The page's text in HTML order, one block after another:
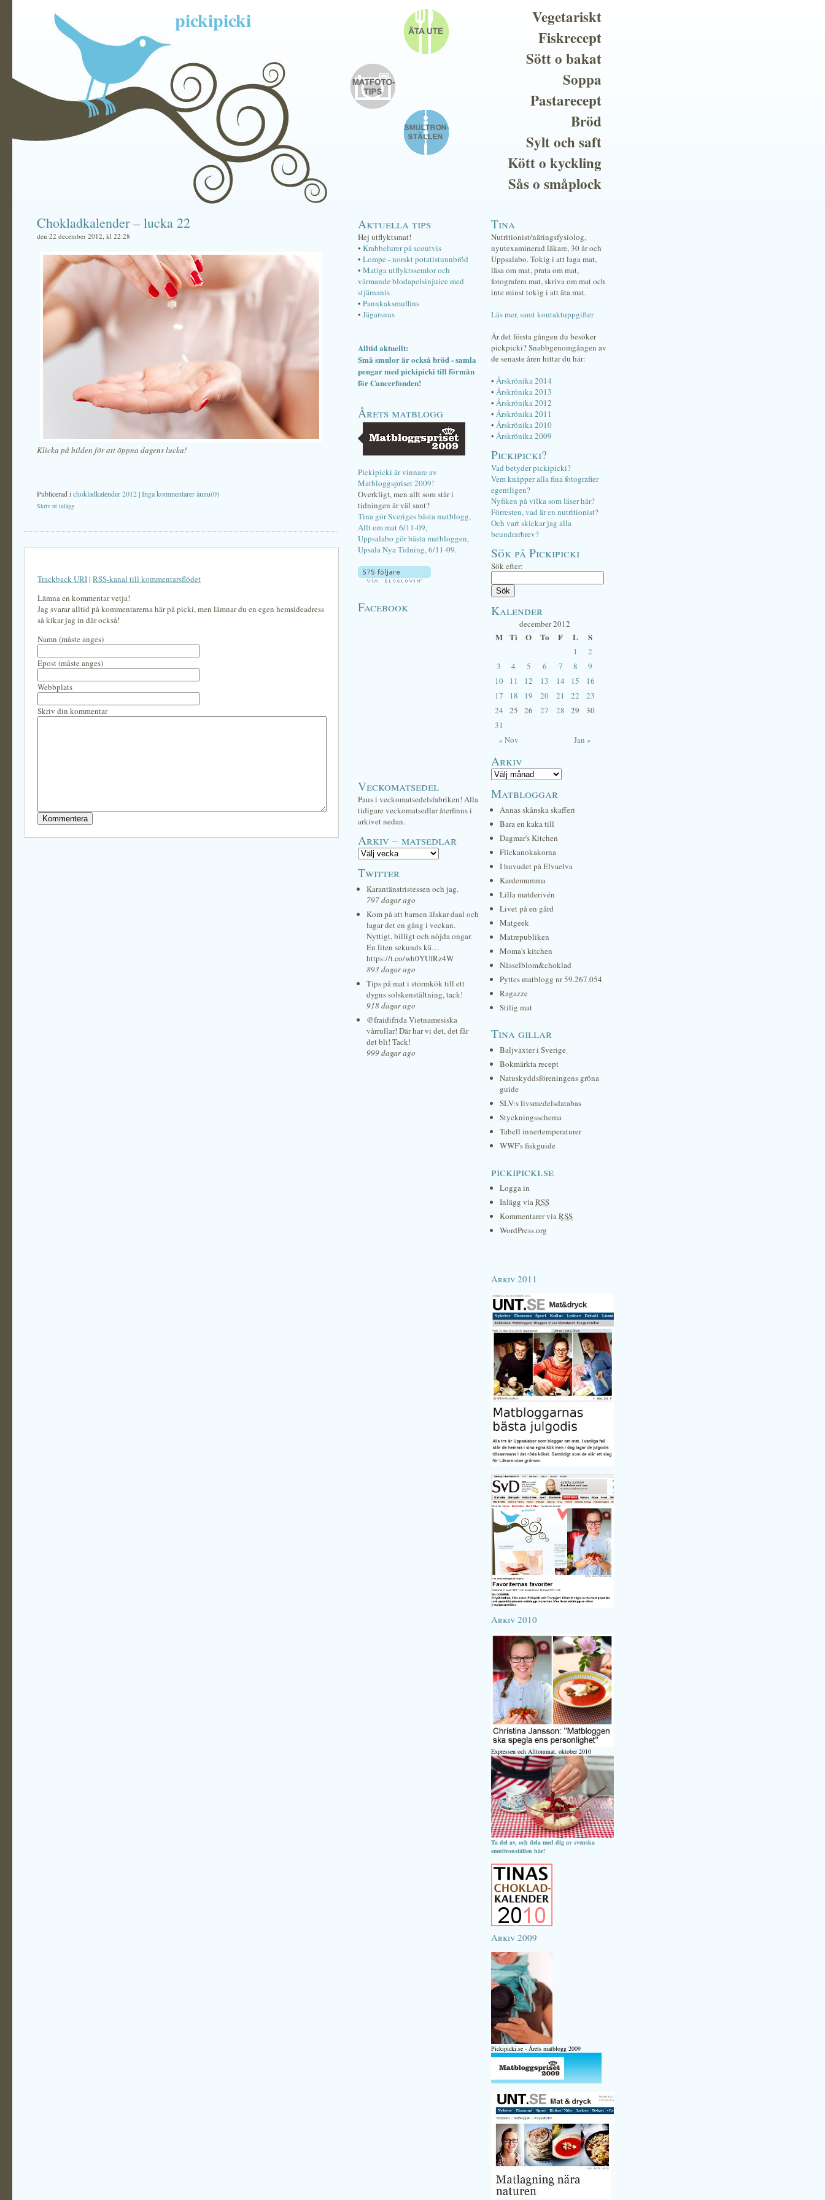
pickipicki
Vegetariskt
Fiskrecept
Sött o bakat
Soppa
Pastarecept
Bröd
Sylt och saft
Kött o kyckling
Sås o småplock
Chokladkalender – lucka 22
den 22 december 2012, kl 22:28
Klicka på bilden för att öppna dagens lucka!
Publicerad ichokladkalender 2012|Inga kommentarer ännu(0)
Skriv ut inlägg
Trackback URI| RSS-kanal till kommentarsflödet
Lämna en kommentar vetja!
Jag svarar alltid på kommentarerna här på picki, men lämnar du en egen hemsideadress
så kikar jag in där också!
Namn (måste anges)
Epost (måste anges)
Webbplats
Skriv din kommentar
Aktuella tips
Hej utflyktsmat!
• Krabbelurer på scoutvis
• Lompe - norskt potatistunnbröd
• Matiga utflyktssemlor och
värmande blodapelsinjuice med
stjärnanis
• Pannkaksmuffins
• Jägarsnus
Alltid aktuellt:
Små smulor är också bröd - samla
pengar med pickipicki till förmån
för Cancerfonden!
Årets matblogg
Pickipicki är vinnare av
Matbloggspriset 2009!
Overkligt, men allt som står i
tidningen är väl sant?
Tina gör Sveriges bästa matblogg,
Allt om mat 6/11-09,
Uppsalabo gör bästa matbloggen,
Upsala Nya Tidning, 6/11-09.
Facebook
Veckomatsedel
Paus i veckomatsedelsfabriken! Alla
tidigare veckomatsedlar återfinns i
arkivet nedan.
Arkiv – matsedlar
Twitter
Karantänstristessen och jag.
797 dagar ago
Kom på att barnen älskar daal och
lagar det en gång i veckan.
Nyttigt, billigt och nöjda ongar.
En liten sekunds kä…
https://t.co/wh0YUfRz4W
893 dagar ago
Tips på mat i stormkök till ett
dygns solskenstältning, tack!
918 dagar ago
@fraidifrida Vietnamesiska
vårrullar! Där har vi det, det får
det bli! Tack!
999 dagar ago
Tina
Nutritionist/näringsfysiolog,
nyutexaminerad läkare, 30 år och
Uppsalabo. Tokig i att laga mat,
läsa om mat, prata om mat,
fotografera mat, skriva om mat och
inte minst tokig i att äta mat.
Läs mer, samt kontaktuppgifter
Är det första gången du besöker
pickpicki? Snabbgenomgången av
de senaste åren hittar du här:
• Årskrönika 2014
• Årskrönika 2013
• Årskrönika 2012
• Årskrönika 2011
• Årskrönika 2010
• Årskrönika 2009
Pickipicki?
Vad betyder pickipicki?
Vem knäpper alla fina fotografier
egentligen?
Nyfiken på vilka som läser här?
Förresten, vad är en nutritionist?
Och vart skickar jag alla
beundrarbrev?
Sök på Pickipicki
Sök efter:
Kalender
december 2012
M Ti O To F L S
« Nov Jan »
1
2
3
4 5 6 7 8
9
10
11 12 13 14 15
16
17
18 19 20 21 22
23
24
25 26 27 28 29
30
31
Arkiv
Matbloggar
Annas skånska skafferi
Bara en kaka till
Dagmar's Kitchen
Flickanokakorna
I huvudet på Elvaelva
Kardemumma
Lilla matderivén
Livet på en gård
Matgeek
Matrepubliken
Moma's kitchen
Nässelblom&choklad
Pyttes matblogg nr 59.267.054
Ragazze
Stilig mat
Tina gillar
Baljväxter i Sverige
Bokmärkta recept
Natuskyddsföreningens gröna
guide
SLV:s livsmedelsdatabas
Styckningsschema
Tabell innertemperaturer
WWF's fiskguide
pickipicki.se
Logga in
Inlägg viaRSS
Kommentarer viaRSS
WordPress.org
Arkiv 2011
Arkiv 2010
Expressen och Alltommat, oktober 2010
Ta del av, och dela med dig av svenska
smultronställen här!
Arkiv 2009
Pickipicki.se - Årets matblogg 2009